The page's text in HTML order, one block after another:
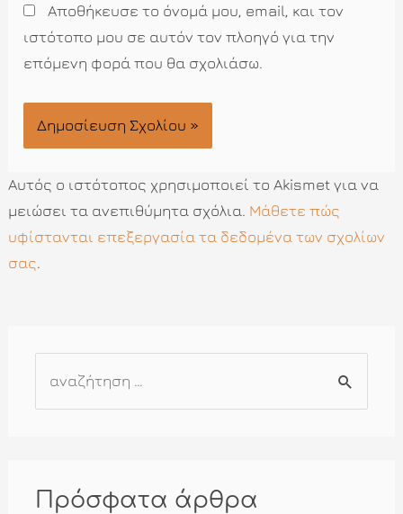
Αποθήκευσε το όνομά μου, email, και τον
ιστότοπο μου σε αυτόν τον πλοηγό για την
επόμενη φορά που θα σχολιάσω.
Αυτός ο ιστότοπος χρησιμοποιεί το Akismet για να
μειώσει τα ανεπιθύμητα σχόλια. Μάθετε πώς
υφίστανται επεξεργασία τα δεδομένα των σχολίων
σας.
ήΠρόσφατα άρθρα